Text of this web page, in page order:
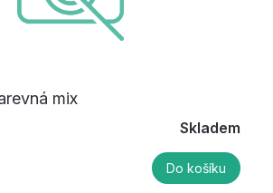
mix
Skladem
Do košíku